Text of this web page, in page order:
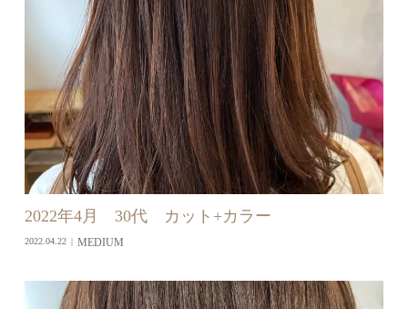
2022年4月 30代 カット+カラー
2022.04.22 MEDIUM